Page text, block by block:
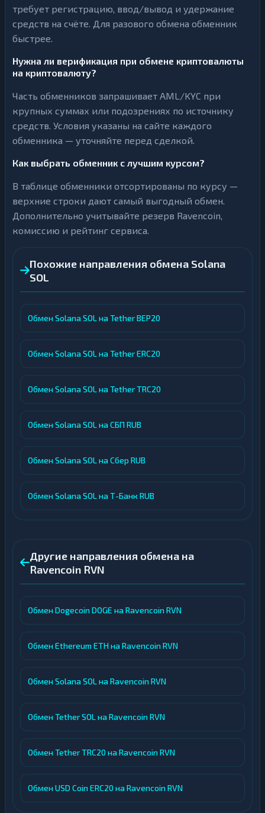
требует регистрацию, ввод/вывод и удержание
средств на счёте. Для разового обмена обменник
быстрее.
Нужна ли верификация при обмене криптовалюты
на криптовалюту?
Часть обменников запрашивает AML/KYC при
крупных суммах или подозрениях по источнику
средств. Условия указаны на сайте каждого
обменника — уточняйте перед сделкой.
Как выбрать обменник с лучшим курсом?
В таблице обменники отсортированы по курсу —
верхние строки дают самый выгодный обмен.
Дополнительно учитывайте резерв Ravencoin,
комиссию и рейтинг сервиса.
Похожие направления обмена Solana
SOL
Обмен Solana SOL на Tether BEP20
Обмен Solana SOL на Tether ERC20
Обмен Solana SOL на Tether TRC20
Обмен Solana SOL на СБП RUB
Обмен Solana SOL на Сбер RUB
Обмен Solana SOL на Т-Банк RUB
Другие направления обмена на
Ravencoin RVN
Обмен Dogecoin DOGE на Ravencoin RVN
Обмен Ethereum ETH на Ravencoin RVN
Обмен Solana SOL на Ravencoin RVN
Обмен Tether SOL на Ravencoin RVN
Обмен Tether TRC20 на Ravencoin RVN
Обмен USD Coin ERC20 на Ravencoin RVN